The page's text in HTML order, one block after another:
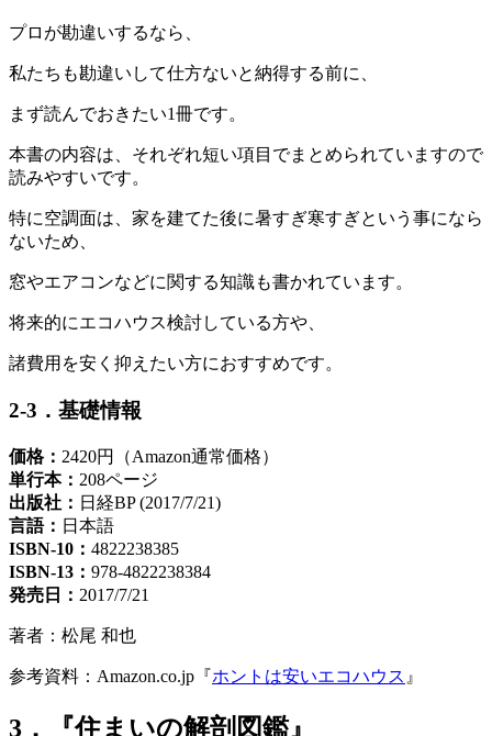
プロが勘違いするなら、
私たちも勘違いして仕方ないと納得する前に、
まず読んでおきたい1冊です。
本書の内容は、それぞれ短い項目でまとめられていますので
読みやすいです。
特に空調面は、家を建てた後に暑すぎ寒すぎという事になら
ないため、
窓やエアコンなどに関する知識も書かれています。
将来的にエコハウス検討している方や、
諸費用を安く抑えたい方におすすめです。
2-3．基礎情報
価格： 2420円（Amazon通常価格）
単行本： 208ページ
出版社： 日経BP (2017/7/21)
言語： 日本語
ISBN-10： 4822238385
ISBN-13： 978-4822238384
発売日： 2017/7/21
著者：松尾 和也
参考資料：Amazon.co.jp『ホントは安いエコハウス 』
3．『住まいの解剖図鑑』